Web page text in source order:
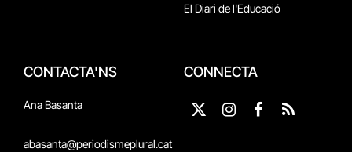
El Diari de l'Educació
CONTACTA'NS
Ana Basanta
abasanta@periodismeplural.cat
CONNECTA
X
Instagram
Facebook
RSS